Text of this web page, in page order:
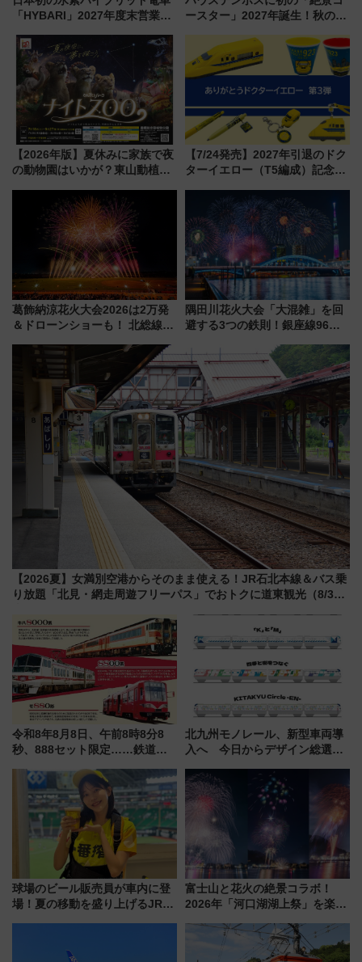
「HYBARI」2027年度末営業運
で水素利活用が加速
ースター」2027年誕生！秋の
ろも一挙紹介
【2026年版】夏休みに家族で夜
の動物園はいかが？東山動植物
ZOO」開催情報
【7/24発売】2027年引退のドク
ターイエロー（T5編成）記念グ
送の目覚まし時計など通販・販
売店舗まとめ
葛飾納涼花火大会2026は2万発
＆ドローンショーも！ 北総線を
車、観覧スポット情報と周辺観
光まとめ（7/28開催）
隅田川花火大会「大混雑」を回
避する3つの鉄則！銀座線96本
ツリー駅の規制まとめ 7/25開催
（2026年）
【2026夏】女満別空港からそのまま使える！JR石北本線＆バス乗
り放題「北見・網走周遊フリーパス」でおトクに道東観光（8/3発
令和8年8月8日、午前8時8分8
秒、888セット限定……鉄道各
たち
北九州モノレール、新型車両導
入へ 今日からデザイン総選挙
球場のビール販売員が車内に登
場！夏の移動を盛り上げるJR九
スとコラボ
富士山と花火の絶景コラボ！
2026年「河口湖湖上祭」を楽し